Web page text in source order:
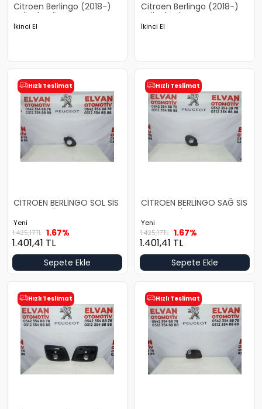
Citroen Berlingo (2018-)
Orjinal Sağ Far
İkinci El
Citroen Berlingo (2018-)
Orjinal Sol Far
İkinci El
Hızlı Teslimat
CİTROEN BERLİNGO SOL SİS
ÇERÇEVESİ
Yeni
1.425,17TL 1.67%
1.401,41 TL
Sepete Ekle
Hızlı Teslimat
CİTROEN BERLİNGO SAĞ SİS
ÇERÇEVESİ
Yeni
1.425,17TL 1.67%
1.401,41 TL
Sepete Ekle
Hızlı Teslimat Hızlı Teslimat